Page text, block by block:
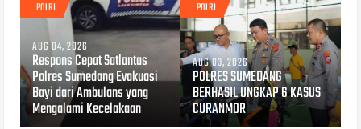
POLRI
AUG 04, 2026
Respons Cepat Satlantas
Polres Sumedang Evakuasi
Bayi dari Ambulans yang
Mengalami Kecelakaan
POLRI
AUG 03, 2026
POLRES SUMEDANG
BERHASIL UNGKAP 6 KASUS
CURANMOR